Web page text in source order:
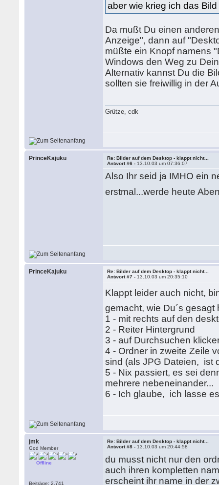
aber wie krieg ich das
Da mußt Du einen
Anzeige", dann auf
müßte ein Knopf namens
Windows den Weg zu
Alternativ kannst Du die
sollten sie freiwillig in der
Grütze, cdk
PrinceKajuku
Re: Bilder auf dem Desktop - klappt nicht...
Antwort #6 - 13.10.03 um 07:36:07
Also Ihr seid ja IMHO ein
erstmal...werde heute
PrinceKajuku
Re: Bilder auf dem Desktop - klappt nicht...
Antwort #7 - 13.10.03 um 20:35:10
Klappt leider auch nicht,
gemacht, wie Du´s gesagt
1 - mit rechts auf den
2 - Reiter Hintergrund
3 - auf Durchsuchen
4 - Ordner in zweite Zeile
sind (als JPG Dateien, ist
5 - Nix passiert, es sei
mehrere nebeneinander...
6 - Ich glaube, ich lasse
jmk
God Member
Offline
Beiträge: 2.741
Re: Bilder auf dem Desktop - klappt nicht...
Antwort #8 - 13.10.03 um 20:44:58
du musst nicht nur den
auch ihren kompletten
erscheint ihr name in der